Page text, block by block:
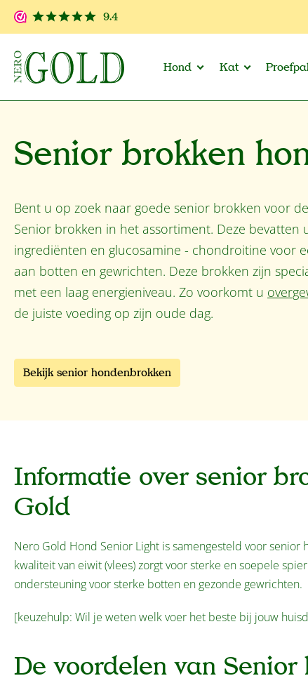
naar de hoofdinhoud
Ga naar de zoekopdracht
Ga naar de hoofdnavigatie
9.4
Hond Kat
Senior brokken
Bent u op zoek naar goede senior brokken voor
Senior brokken in het assortiment. Deze bevatten
ingrediënten en glucosamine - chondroitine voor
aan botten en gewrichten. Deze brokken zijn
met een laag energieniveau. Zo voorkomt u
de juiste voeding op zijn oude dag.
Bekijk senior hondenbrokken
Informatie over senior
Gold
Nero Gold Hond Senior Light is samengesteld voor senior
kwaliteit van eiwit (vlees) zorgt voor sterke en soepele
ondersteuning voor sterke botten en gezonde gewrichten.
[keuzehulp: Wil je weten welk voer het beste bij jouw
De voordelen van